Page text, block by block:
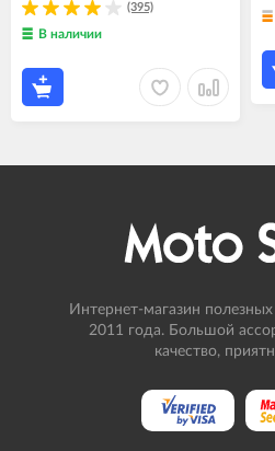
(395)
В наличии
Интернет-магазин
2011 года. Большой
качество,